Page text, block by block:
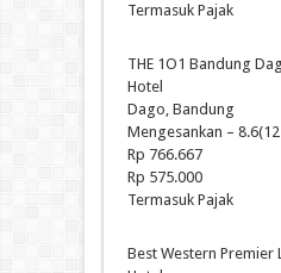
Termasuk Pajak
THE 1O1 Bandung
Hotel
Dago, Bandung
Mengesankan –
Rp 766.667
Rp 575.000
Termasuk Pajak
Best Western Premier